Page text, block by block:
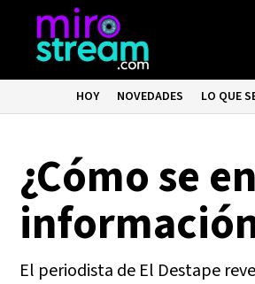
HOY NOVEDADES LO QUE
¿Cómo se
El periodista de El Destape